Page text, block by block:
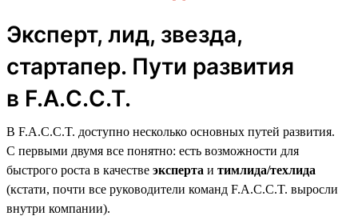
Эксперт, лид, звезда,
стартапер. Пути развития
в F.A.C.C.T.
В F.A.C.C.T. доступно несколько основных путей развития.
С первыми двумя все понятно: есть возможности для
быстрого роста в качестве эксперта и тимлида/техлида
(кстати, почти все руководители команд F.A.C.C.T. выросли
внутри компании).